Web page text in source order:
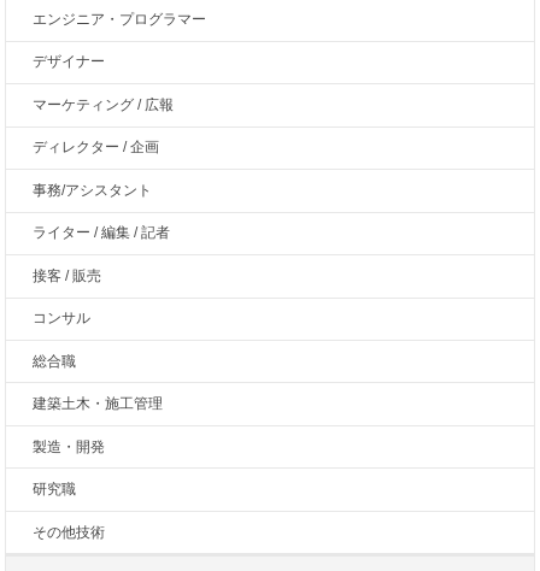
エンジニア・プログラマー
デザイナー
マーケティング / 広報
ディレクター / 企画
事務/アシスタント
ライター / 編集 / 記者
接客 / 販売
コンサル
総合職
建築土木・施工管理
製造・開発
研究職
その他技術